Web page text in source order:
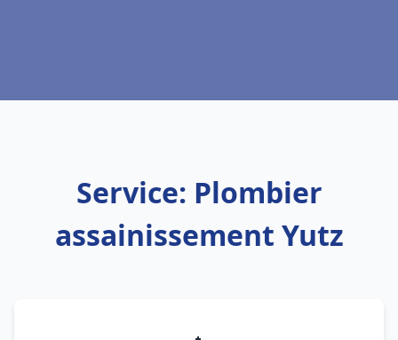
Service: Plombier
assainissement Yutz